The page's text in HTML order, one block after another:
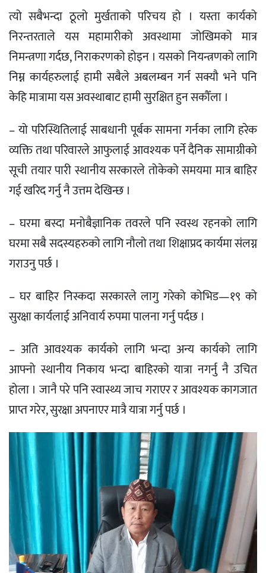
त्यो सबैभन्दा ठूलो मुर्खताको परिचय हो । यस्ता कार्यको
निरन्तरताले यस महामारीको अवस्थामा जोखिमको मात्र
निमन्त्रणा गर्दछ, निराकरणको होइन । यसको नियन्त्रणको लागि
निम्न कार्यहरुलाई हामी सबैले अबलम्बन गर्न सक्यौ भने पनि
केहि मात्रामा यस अवस्थाबाट हामी सुरक्षित हुन सकौँला ।
– यो परिस्थितिलाई साबधानी पूर्बक सामना गर्नका लागि हरेक
व्यक्ति तथा परिवारले आफुलाई आवश्यक पर्ने दैनिक सामाग्रीको
सूची तयार पारी स्थानीय सरकारले तोकेको समयमा मात्र बाहिर
गई खरिद गर्नु नै उत्तम देखिन्छ ।
– घरमा बस्दा मनोबैज्ञानिक तवरले पनि स्वस्थ रहनको लागि
घरमा सबै सदस्यहरुको लागि नौलो तथा शिक्षाप्रद कार्यमा संलग्न
गराउनु पर्छ ।
– घर बाहिर निस्कदा सरकारले लागु गरेको कोभिड—१९ को
सुरक्षा कार्यलाई अनिवार्य रुपमा पालना गर्नु पर्दछ ।
– अति आवश्यक कार्यको लागि भन्दा अन्य कार्यको लागि
आफ्नो स्थानीय निकाय भन्दा बाहिरको यात्रा नगर्नु नै उचित
होला । जानै परे पनि स्वास्थ्य जाच गराएर र आवश्यक कागजात
प्राप्त गरेर, सुरक्षा अपनाएर मात्रै यात्रा गर्नु पर्छ ।